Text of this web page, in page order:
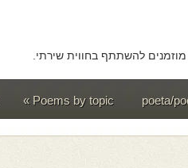
להשתתף בחווית שירתי.
poeta/
Poems by topic
»